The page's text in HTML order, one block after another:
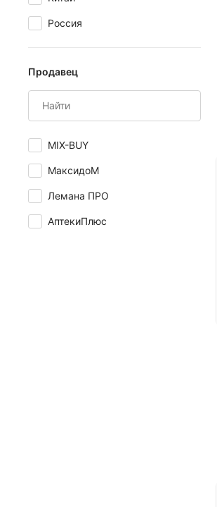
Россия
Продавец
MIX-BUY
МаксидоМ
Лемана ПРО
АптекиПлюс